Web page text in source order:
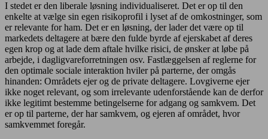
I stedet er den liberale løsning individualiseret. Det er op til den
enkelte at vælge sin egen risikoprofil i lyset af de omkostninger, som
er relevante for ham. Det er en løsning, der lader det være op til
markedets deltagere at bære den fulde byrde af ejerskabet af deres
egen krop og at lade dem aftale hvilke risici, de ønsker at løbe på
arbejde, i dagligvareforretningen osv. Fastlæggelsen af reglerne for
den optimale sociale interaktion hviler på parterne, der omgås
hinanden: Områdets ejer og de private deltagere. Lovgiverne ejer
ikke noget relevant, og som irrelevante udenforstående kan de derfor
ikke legitimt bestemme betingelserne for adgang og samkvem. Det
er op til parterne, der har samkvem, og ejeren af området, hvor
samkvemmet foregår.